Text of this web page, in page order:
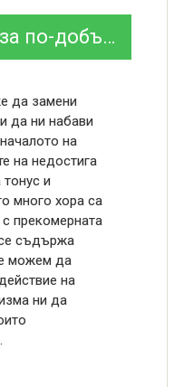
добър тонус
да замени
да ни набави
на
на недостига
и
много хора са
прекомерната
съдържа
можем да
на
ни да